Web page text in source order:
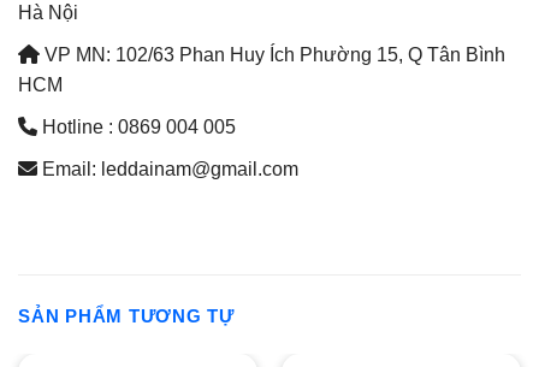
Hà Nội
VP MN: 102/63 Phan Huy Ích Phường 15, Q Tân Bình
HCM
Hotline : 0869 004 005
Email: leddainam@gmail.com
SẢN PHẨM TƯƠNG TỰ